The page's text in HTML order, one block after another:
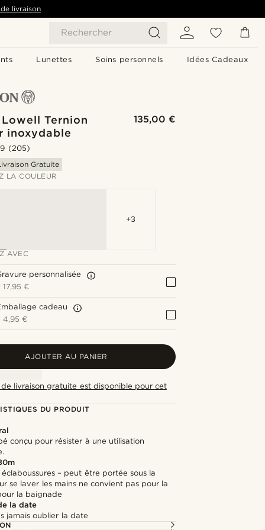
Rechercher
Lunettes Soins personnels Idées Cadeaux
livraison
Ternion
inoxydable
135,00 €
(205)
Gratuite
LA COULEUR
+3
AVEC
personnalisée
17,95 €
cadeau
4,95 €
AJOUTER AU PANIER
livraison gratuite est disponible pour cet
DU PRODUIT
conçu pour résister à une utilisation
éclaboussures – peut être portée sous la
se laver les mains ne convient pas pour la
la baignade
la date
jamais oublier la date